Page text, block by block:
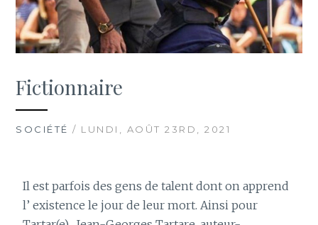
Fictionnaire
SOCIÉTÉ / LUNDI, AOÛT 23RD, 2021
Il est parfois des gens de talent dont on apprend
l’ existence le jour de leur mort. Ainsi pour